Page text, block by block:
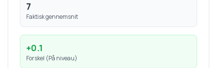
7
Faktisk gennemsnit
+0.1
Forskel (På niveau)